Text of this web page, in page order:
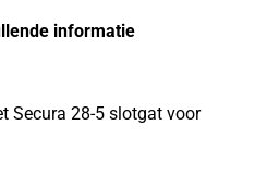
informatie
Secura 28-5 slotgat voor